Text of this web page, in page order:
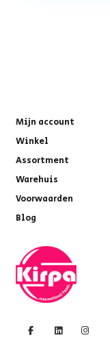
Mijn account
Winkel
Assortment
Warehuis
Voorwaarden
Blog